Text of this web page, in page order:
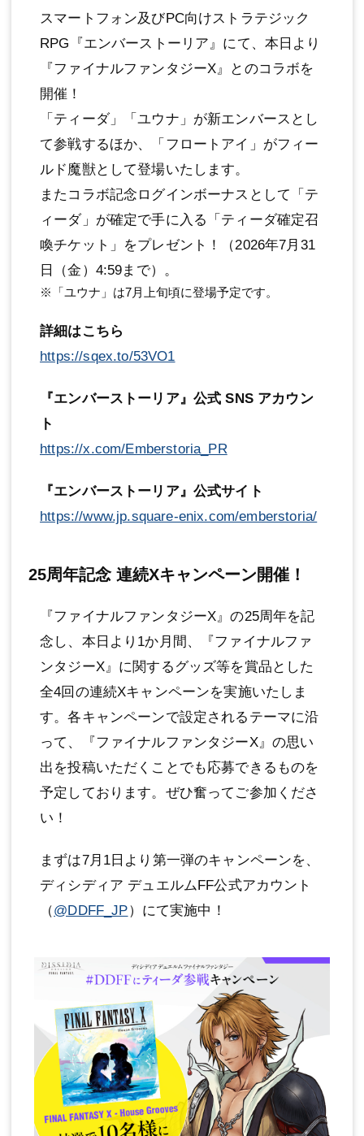
スマートフォン及びPC向けストラテジック
RPG『エンバーストーリア』にて、本日より
『ファイナルファンタジーX』とのコラボを
開催！
「ティーダ」「ユウナ」が新エンバースとし
て参戦するほか、「フロートアイ」がフィー
ルド魔獣として登場いたします。
またコラボ記念ログインボーナスとして「テ
ィーダ」が確定で手に入る「ティーダ確定召
喚チケット」をプレゼント！（2026年7月31
日（金）4:59まで）。
※「ユウナ」は7月上旬頃に登場予定です。
詳細はこちら
https://sqex.to/53VO1
『エンバーストーリア』公式 SNS アカウン
ト
https://x.com/Emberstoria_PR
『エンバーストーリア』公式サイト
https://www.jp.square-enix.com/emberstoria/
25周年記念 連続Xキャンペーン開催！
『ファイナルファンタジーX』の25周年を記
念し、本日より1か月間、『ファイナルファ
ンタジーX』に関するグッズ等を賞品とした
全4回の連続Xキャンペーンを実施いたしま
す。各キャンペーンで設定されるテーマに沿
って、『ファイナルファンタジーX』の思い
出を投稿いただくことでも応募できるものを
予定しております。ぜひ奮ってご参加くださ
い！
まずは7月1日より第一弾のキャンペーンを、
ディシディア デュエルムFF公式アカウント
（@DDFF_JP）にて実施中！